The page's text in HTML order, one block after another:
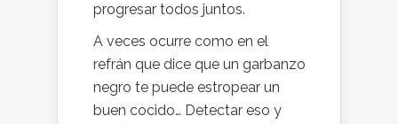
progresar todos juntos.
A veces ocurre como en el
refrán que dice que un garbanzo
negro te puede estropear un
buen cocido… Detectar eso y